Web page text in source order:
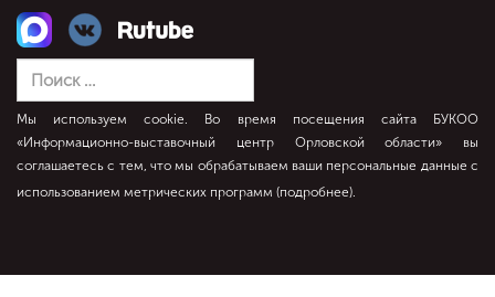
Мы используем cookie. Во время посещения сайта БУКОО
«Информационно-выставочный центр Орловской области» вы
соглашаетесь с тем, что мы обрабатываем ваши персональные данные с
использованием метрических программ (подробнее).